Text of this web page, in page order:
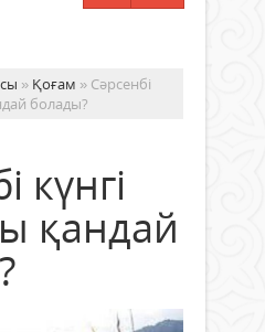
» Қоғам » Сәрсенбі
болады?
күнгі
қандай